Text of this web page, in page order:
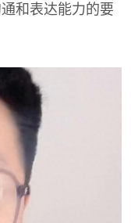
和表达能力的要